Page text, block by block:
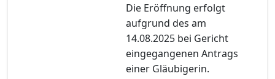
Die Eröffnung erfolgt
aufgrund des am
14.08.2025 bei Gericht
eingegangenen Antrags
einer Gläubigerin.